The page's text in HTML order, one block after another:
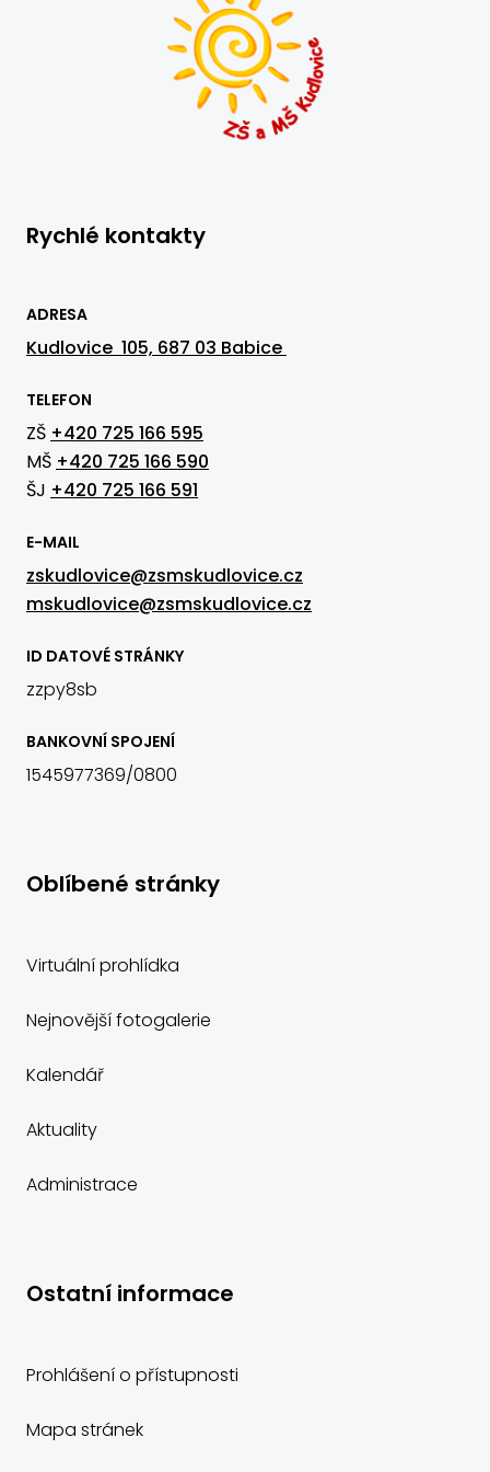
Rychlé kontakty
ADRESA
Kudlovice 105, 687 03 Babice
TELEFON
ZŠ+420 725 166 595
MŠ+420 725 166 590
ŠJ +420 725 166 591
E-MAIL
zskudlovice@zsmskudlovice.cz
mskudlovice@zsmskudlovice.cz
ID DATOVÉ STRÁNKY
zzpy8sb
BANKOVNÍ SPOJENÍ
1545977369/0800
Oblíbené stránky
Virtuální prohlídka
Nejnovější fotogalerie
Kalendář
Aktuality
Administrace
Ostatní informace
Prohlášení o přístupnosti
Mapa stránek